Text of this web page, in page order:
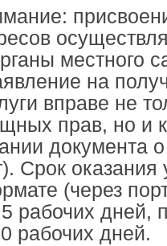
местного
на
вправе не
прав, но и
документа
Срок оказания
(через
рабочих дней,
рабочих дней.